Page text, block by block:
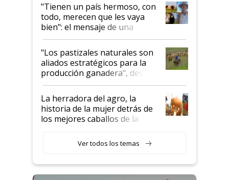
"Tienen un país hermoso, con
todo, merecen que les vaya
bien": el mensaje de una
ganadera uruguaya sobre las
oportunidades que se abren
para el agro en Argentina, con
foco en la carne
"Los pastizales naturales son
aliados estratégicos para la
producción ganadera", destaca
la iniciativa que ya reúne a 46
establecimientos en Argentina
La herradora del agro, la
historia de la mujer detrás de
los mejores caballos de la
todavía hacen sufrir a estos
animales: "Mientras me
Ver todos los temas